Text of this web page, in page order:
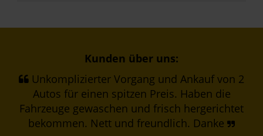
Kunden über uns:
Unkomplizierter Vorgang und Ankauf von 2
Autos für einen spitzen Preis. Haben die
Fahrzeuge gewaschen und frisch hergerichtet
bekommen. Nett und freundlich. Danke